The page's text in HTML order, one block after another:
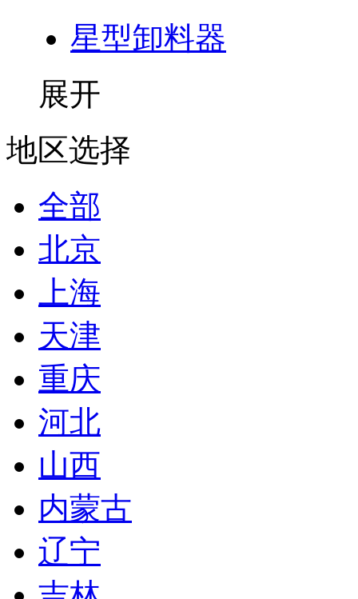
星型卸料器
展开
地区选择
全部
北京
上海
天津
重庆
河北
山西
内蒙古
辽宁